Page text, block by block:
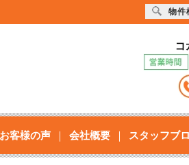
お客様の声 会社概要 スタッフブ
物件